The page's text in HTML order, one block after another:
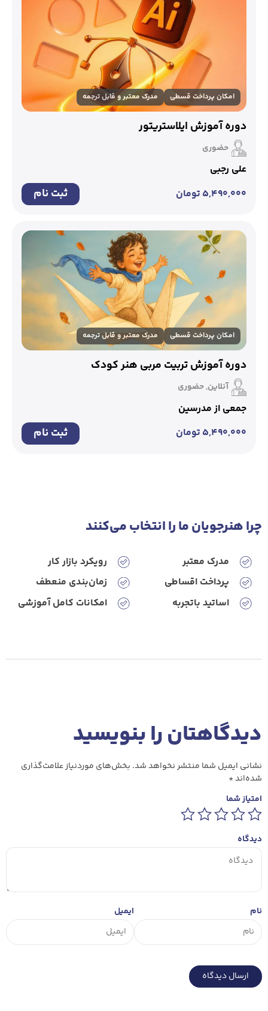
امکان پرداخت قسطی مدرک معتبر و قابل ترجمه
دوره آموزش ایلاستریتور
حضوری
علی رجبی
۵,۴۹۰,۰۰۰ تومان ثبت نام
امکان پرداخت قسطی مدرک معتبر و قابل ترجمه
دوره آموزش تربیت مربی هنر کودک
آنلاین, حضوری
جمعی از مدرسین
۵,۴۹۰,۰۰۰ تومان ثبت نام
چرا هنرجویان ‌ما ‌را‌ انتخاب‌ می‌کنند
مدرک معتبر
رویکرد‌ بازار‌ کار
پرداخت ‌اقساطی
زمان‌بندی ‌منعطف
اساتید‌ باتجربه
امکانات‌ کامل ‌آموزشی
دیدگاهتان را بنویسید
نشانی ایمیل شما منتشر نخواهد شد. بخش‌های موردنیاز علامت‌گذاری
شده‌اند*
امتیاز شما
دیدگاه
نام ایمیل